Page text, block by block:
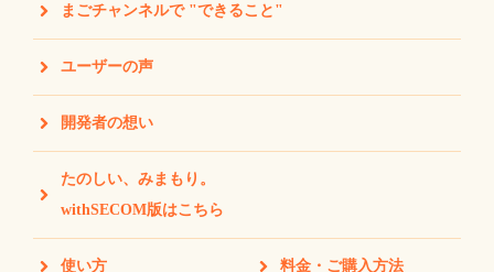
まごチャンネルで "できること"
ユーザーの声
開発者の想い
たのしい、みまもり。
withSECOM版はこちら
使い方 料金・ご購入方法